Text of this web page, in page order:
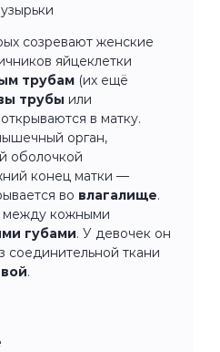
созревают женские
яйцеклетки
трубам (их ещё
трубы или
в матку.
орган,
оболочкой
конец матки —
во влагалище.
между кожными
губами. У девочек он
соединительной ткани
.